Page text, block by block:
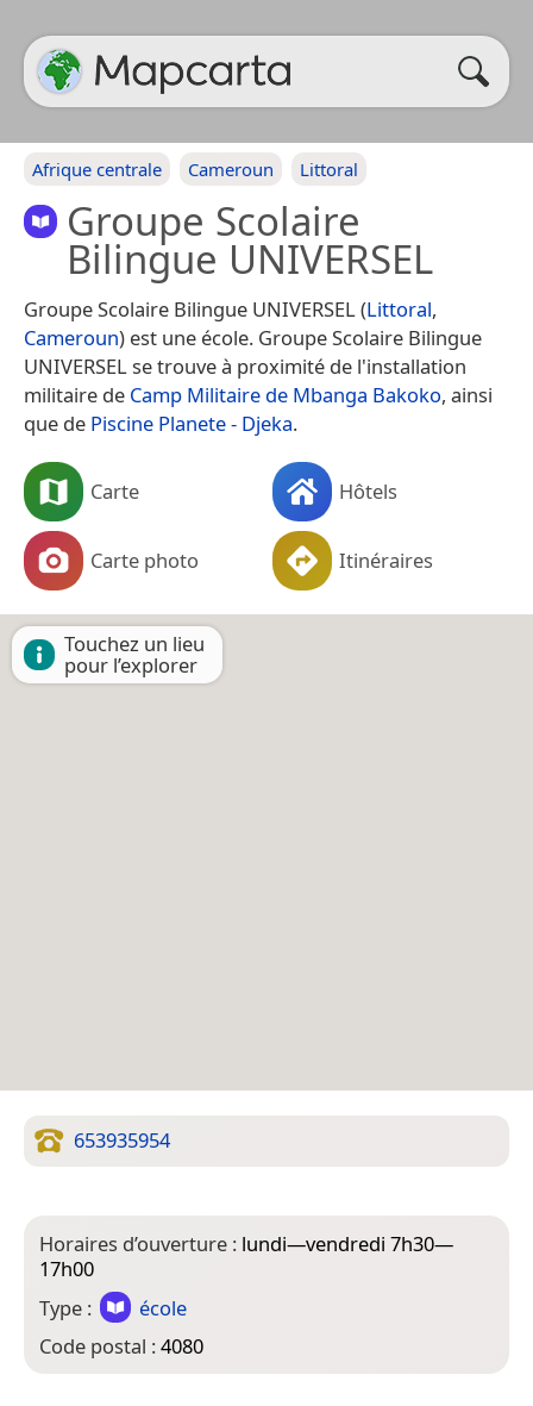
Afrique centrale Cameroun Littoral
Groupe Scolaire
Bilingue UNIVERSEL
Groupe Scolaire Bilingue UNIVERSEL (Littoral,
Cameroun) est une école. Groupe Scolaire Bilingue
UNIVERSEL se trouve à proximité de l'installation
militaire de Camp Militaire de Mbanga Bakoko, ainsi
que de Piscine Planete - Djeka.
Carte Hôtels
Carte photo Itinéraires
Touchez un lieu
pour l’explorer
653935954
Horaires d’ouverture : lundi—vendredi 7h30—
17h00
Type :
école
Code postal :4080